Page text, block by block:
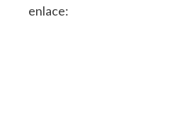
enlace: